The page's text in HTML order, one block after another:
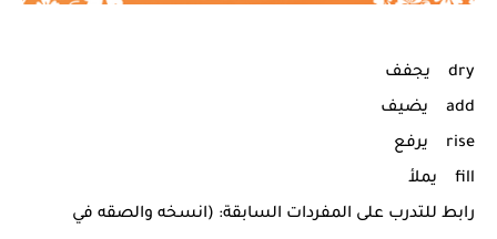
dry يجفف
add يضيف
rise يرفع
fill يملأ
رابط للتدرب على المفردات السابقة: (انسخه والصقه في